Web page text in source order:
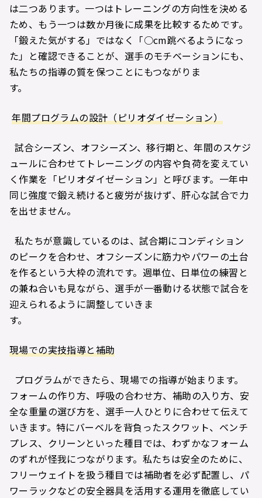
は二つあります。一つはトレーニングの方向性を決める
ため、もう一つは数か月後に成果を比較するためです。
「鍛えた気がする」ではなく「○cm跳べるようになっ
た」と確認できることが、選手のモチベーションにも、
私たちの指導の質を保つことにもつながりま
す。
年間プログラムの設計（ピリオダイゼーション）
試合シーズン、オフシーズン、移行期と、年間のスケジ
ュールに合わせてトレーニングの内容や負荷を変えてい
く作業を「ピリオダイゼーション」と呼びます。一年中
同じ強度で鍛え続けると疲労が抜けず、肝心な試合で力
を出せません。
私たちが意識しているのは、試合期にコンディション
のピークを合わせ、オフシーズンに筋力やパワーの土台
を作るという大枠の流れです。週単位、日単位の練習と
の兼ね合いも見ながら、選手が一番動ける状態で試合を
迎えられるように調整していきま
す。
現場での実技指導と補助
プログラムができたら、現場での指導が始まります。
フォームの作り方、呼吸の合わせ方、補助の入り方、安
全な重量の選び方を、選手一人ひとりに合わせて伝えて
いきます。特にバーベルを背負ったスクワット、ベンチ
プレス、クリーンといった種目では、わずかなフォーム
のずれが怪我につながります。私たちは安全のために、
フリーウェイトを扱う種目では補助者を必ず配置し、パ
ワーラックなどの安全器具を活用する運用を徹底してい